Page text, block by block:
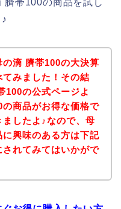
滴 臍帯100の大決算
みました！その結
100の公式ページよ
の商品がお得な価格で
したよ♪なので、母
興味のある方は下記
れてみてはいかがで